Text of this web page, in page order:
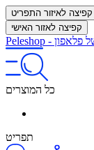
קפיצה לאיזור התפריט
קפיצה לאזור האישי
Peleshop - פלאפון
כל המוצרים
תפריט